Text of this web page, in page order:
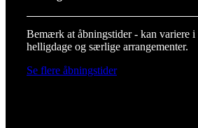
Bemærk at åbningstider - kan variere i
helligdage og særlige arrangementer.
Se flere åbningstider